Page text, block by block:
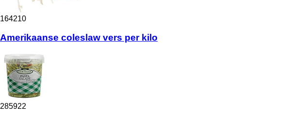
164210
Amerikaanse coleslaw vers per kilo
285922